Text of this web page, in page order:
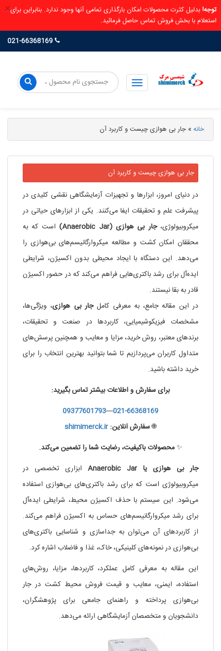
× توجه!بدلیل کثرت محصولات امکان بارگذاری تمامی آنها وجود ندارد. بنابراین برای
استعلام با بخش فروش تماس حاصل فرمائید.
خانه» جار بی هوازی چیست و کاربرد آن
جار بی هوازی چیست و کاربرد آن
در دنیای امروز، ابزارها و تجهیزات آزمایشگاهی نقشی کلیدی در
پیشرفت علم و تحقیقات ایفا می‌کنند. یکی از ابزارهای حیاتی در
میکروبیولوژی،جار بی هوازی (Anaerobic Jar)
است که به
محققان امکان کشت و مطالعه میکروارگانیسم‌های بی‌هوازی را
می‌دهد. این دستگاه با ایجاد محیطی بدون اکسیژن، شرایطی
ایده‌آل برای رشد باکتری‌هایی فراهم می‌کند که در حضور اکسیژن
قادر به بقا نیستند.
در این مقاله جامع، به معرفی کاملجار بی هوازی، ویژگی‌ها،
مشخصات فیزیکوشیمیایی، کاربردها در صنعت و تحقیقات،
برندهای معتبر، روش خرید، مزایا و معایب و همچنین پرسش‌های
متداول کاربران می‌پردازیم تا شما بتوانید بهترین انتخاب را برای
خرید داشته باشید.
برای سفارش و اطلاعات بیشتر تماس بگیرید:
021-66368169
—
09377601793
🌐سفارش آنلاین: shimimerck.ir
✨محصولات باکیفیت، رضایت شما را تضمین می‌کند.
جار بی هوازی یا Anaerobic Jar
ابزاری تخصصی در
میکروبیولوژی است که برای رشد باکتری‌های بی‌هوازی استفاده
می‌شود. این سیستم با حذف اکسیژن محیط، شرایطی ایده‌آل
برای رشد میکروارگانیسم‌های حساس به اکسیژن فراهم می‌کند.
از کاربردهای آن می‌توان به جداسازی و شناسایی باکتری‌های
بی‌هوازی در نمونه‌های کلینیکی، خاک، غذا و فاضلاب اشاره کرد.
این مقاله به معرفی کامل عملکرد، کاربردها، مزایا، روش‌های
استفاده، ایمنی، معایب و قیمت فروش محیط کشت در جار
بی‌هوازی پرداخته و راهنمای جامعی برای پژوهشگران،
دانشجویان و متخصصان آزمایشگاهی ارائه می‌دهد.